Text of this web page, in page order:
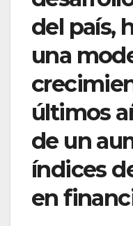
del país,
una
últimos
de un
índices
en